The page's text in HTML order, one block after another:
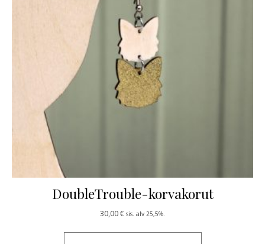
DoubleTrouble-korvakorut
30,00€ sis. alv 25,5%.
Tällä tuotteella